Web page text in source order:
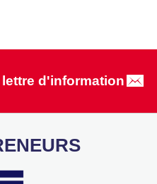
d'information